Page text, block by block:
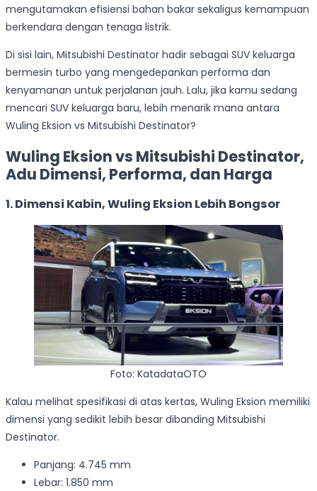
mengutamakan efisiensi bahan bakar sekaligus kemampuan
berkendara dengan tenaga listrik.
Di sisi lain, Mitsubishi Destinator hadir sebagai SUV keluarga
bermesin turbo yang mengedepankan performa dan
kenyamanan untuk perjalanan jauh. Lalu, jika kamu sedang
mencari SUV keluarga baru, lebih menarik mana antara
Wuling Eksion vs Mitsubishi Destinator?
Wuling Eksion vs Mitsubishi Destinator,
Adu Dimensi, Performa, dan Harga
1. Dimensi Kabin, Wuling Eksion Lebih Bongsor
Foto: KatadataOTO
Kalau melihat spesifikasi di atas kertas, Wuling Eksion memiliki
dimensi yang sedikit lebih besar dibanding Mitsubishi
Destinator.
Panjang: 4.745 mm
Lebar: 1.850 mm